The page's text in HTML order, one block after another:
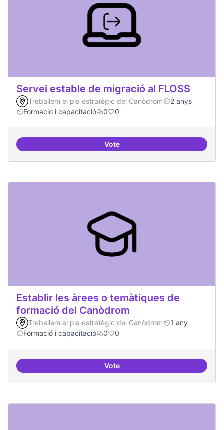
Servei estable de migració al FLOSS
Treballem el pla estratègic del Canòdrom
2 anys
Formació i capacitació
0 0
VoteServei estable de migració al
Establir les àrees o temàtiques de
formació del Canòdrom
Treballem el pla estratègic del Canòdrom
1 any
Formació i capacitació
0 0
VoteEstablir les àrees o temàtiques